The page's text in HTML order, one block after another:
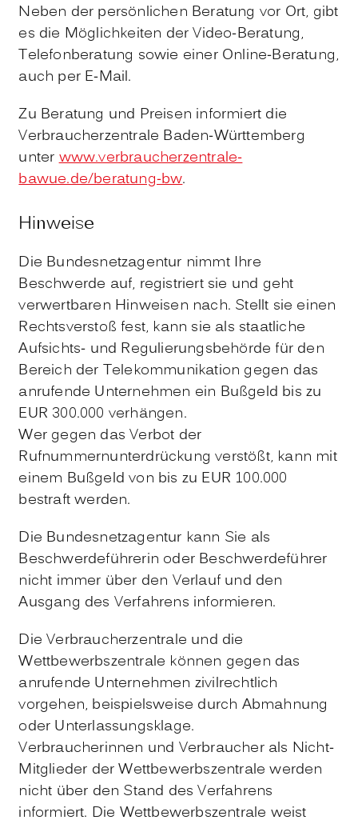
Neben der persönlichen Beratung vor Ort, gibt
es die Möglichkeiten der Video-Beratung,
Telefonberatung sowie einer Online-Beratung,
auch per E-Mail.
Zu Beratung und Preisen informiert die
Verbraucherzentrale Baden-Württemberg
unterwww.verbraucherzentrale-
bawue.de/beratung-bw.
Hinweise
Die Bundesnetzagentur nimmt Ihre
Beschwerde auf, registriert sie und geht
verwertbaren Hinweisen nach. Stellt sie einen
Rechtsverstoß fest, kann sie als staatliche
Aufsichts- und Regulierungsbehörde für den
Bereich der Telekommunikation gegen das
anrufende Unternehmen ein Bußgeld bis zu
EUR 300.000 verhängen.
Wer gegen das Verbot der
Rufnummernunterdrückung verstößt, kann mit
einem Bußgeld von bis zu EUR 100.000
bestraft werden.
Die Bundesnetzagentur kann Sie als
Beschwerdeführerin oder Beschwerdeführer
nicht immer über den Verlauf und den
Ausgang des Verfahrens informieren.
Die Verbraucherzentrale und die
Wettbewerbszentrale können gegen das
anrufende Unternehmen zivilrechtlich
vorgehen, beispielsweise durch Abmahnung
oder Unterlassungsklage.
Verbraucherinnen und Verbraucher als Nicht-
Mitglieder der Wettbewerbszentrale werden
nicht über den Stand des Verfahrens
informiert. Die Wettbewerbszentrale weist